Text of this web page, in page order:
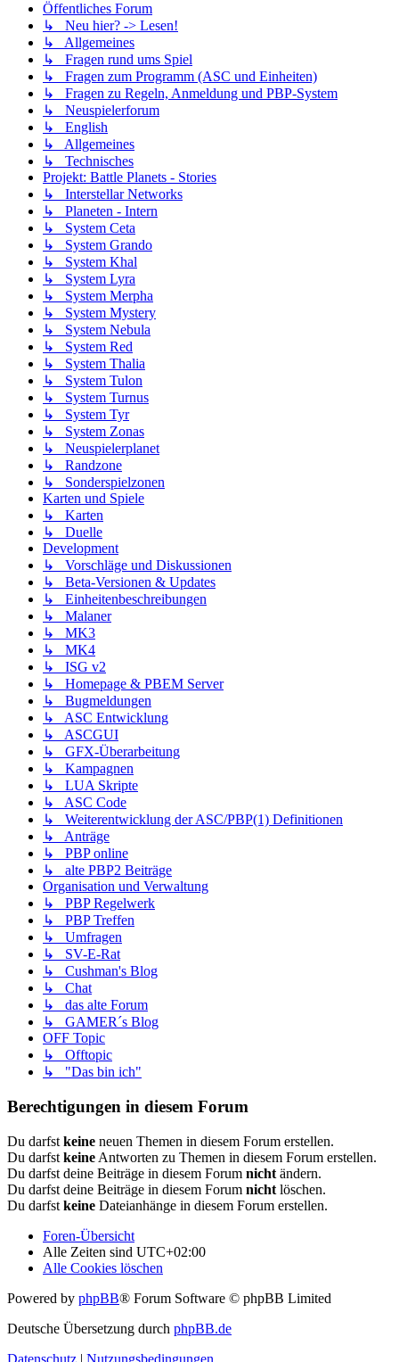
Öffentliches Forum
↳ Neu hier? -> Lesen!
↳ Allgemeines
↳ Fragen rund ums Spiel
↳ Fragen zum Programm (ASC und Einheiten)
↳ Fragen zu Regeln, Anmeldung und PBP-System
↳ Neuspielerforum
↳ English
↳ Allgemeines
↳ Technisches
Projekt: Battle Planets - Stories
↳ Interstellar Networks
↳ Planeten - Intern
↳ System Ceta
↳ System Grando
↳ System Khal
↳ System Lyra
↳ System Merpha
↳ System Mystery
↳ System Nebula
↳ System Red
↳ System Thalia
↳ System Tulon
↳ System Turnus
↳ System Tyr
↳ System Zonas
↳ Neuspielerplanet
↳ Randzone
↳ Sonderspielzonen
Karten und Spiele
↳ Karten
↳ Duelle
Development
↳ Vorschläge und Diskussionen
↳ Beta-Versionen & Updates
↳ Einheitenbeschreibungen
↳ Malaner
↳ MK3
↳ MK4
↳ ISG v2
↳ Homepage & PBEM Server
↳ Bugmeldungen
↳ ASC Entwicklung
↳ ASCGUI
↳ GFX-Überarbeitung
↳ Kampagnen
↳ LUA Skripte
↳ ASC Code
↳ Weiterentwicklung der ASC/PBP(1) Definitionen
↳ Anträge
↳ PBP online
↳ alte PBP2 Beiträge
Organisation und Verwaltung
↳ PBP Regelwerk
↳ PBP Treffen
↳ Umfragen
↳ SV-E-Rat
↳ Cushman's Blog
↳ Chat
↳ das alte Forum
↳ GAMER´s Blog
OFF Topic
↳ Offtopic
↳ "Das bin ich"
Berechtigungen in diesem Forum
Du darfst keine neuen Themen in diesem Forum erstellen.
Du darfst keine Antworten zu Themen in diesem Forum erstellen.
Du darfst deine Beiträge in diesem Forum nicht ändern.
Du darfst deine Beiträge in diesem Forum nicht löschen.
Du darfst keine Dateianhänge in diesem Forum erstellen.
Foren-Übersicht
Alle Zeiten sind UTC+02:00
Alle Cookies löschen
Powered by phpBB® Forum Software © phpBB Limited
Deutsche Übersetzung durch phpBB.de
Datenschutz | Nutzungsbedingungen